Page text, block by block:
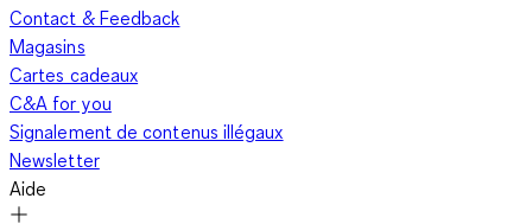
Contact & Feedback
Magasins
Cartes cadeaux
C&A for you
Signalement de contenus illégaux
Newsletter
Aide